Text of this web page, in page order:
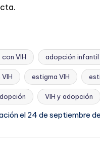
VIH adopción infantil
estigma VIH
VIH y adopción
el 24 de septiembre